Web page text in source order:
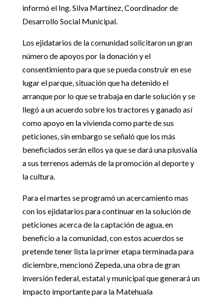
informó el Ing. Silva Martínez, Coordinador de
Desarrollo Social Municipal.
Los ejidatarios de la comunidad solicitaron un gran
número de apoyos por la donación y el
consentimiento para que se pueda construir en ese
lugar el parque, situación que ha detenido el
arranque por lo que se trabaja en darle solución y se
llegó a un acuerdo sobre los tractores y ganado así
como apoyo en la vivienda como parte de sus
peticiones, sin embargo se señaló que los más
beneficiados serán ellos ya que se dará una plusvalía
a sus terrenos además de la promoción al deporte y
la cultura.
Para el martes se programó un acercamiento mas
con los ejidatarios para continuar en la solución de
peticiones acerca de la captación de agua, en
beneficio a la comunidad, con estos acuerdos se
pretende tener lista la primer etapa terminada para
diciembre, mencionó Zepeda, una obra de gran
inversión federal, estatal y municipal que generará un
impacto importante para la Matehuala